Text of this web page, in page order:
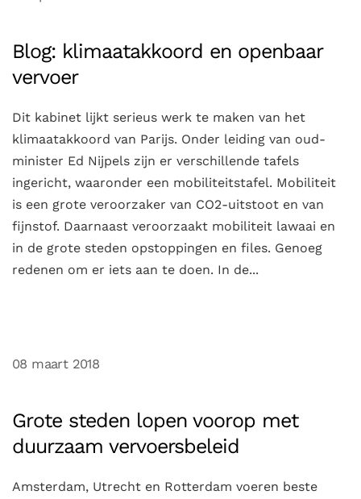
Blog: klimaatakkoord en openbaar
vervoer
Dit kabinet lijkt serieus werk te maken van het
klimaatakkoord van Parijs. Onder leiding van oud-
minister Ed Nijpels zijn er verschillende tafels
ingericht, waaronder een mobiliteitstafel. Mobiliteit
is een grote veroorzaker van CO2-uitstoot en van
fijnstof. Daarnaast veroorzaakt mobiliteit lawaai en
in de grote steden opstoppingen en files. Genoeg
redenen om er iets aan te doen. In de...
08 maart 2018
Grote steden lopen voorop met
duurzaam vervoersbeleid
Amsterdam, Utrecht en Rotterdam voeren beste